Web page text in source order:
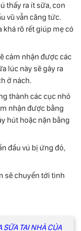
thấy ra ít sữa, con
vũ vẫn căng tức.
rõ rết giúp mẹ có
cảm nhận được các
lúc này sẽ gây ra
ở nách.
thành các cục nhỏ
nhận được bằng
hút hoặc nặn bằng
đầu vú bị ứng đỏ,
sẽ chuyển tới tình
SỮA TẠI NHÀ CỦA